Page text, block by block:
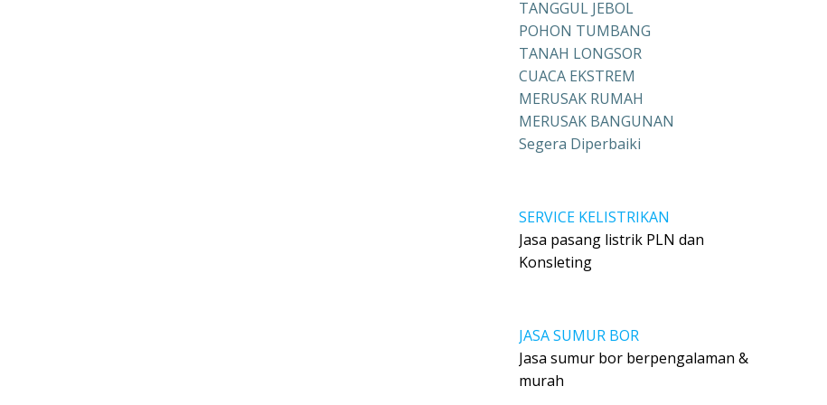
TANGGUL JEBOL
POHON TUMBANG
TANAH LONGSOR
CUACA EKSTREM
MERUSAK RUMAH
MERUSAK BANGUNAN
Segera Diperbaiki
SERVICE KELISTRIKAN
Jasa pasang listrik PLN dan
Konsleting
JASA SUMUR BOR
Jasa sumur bor berpengalaman &
murah